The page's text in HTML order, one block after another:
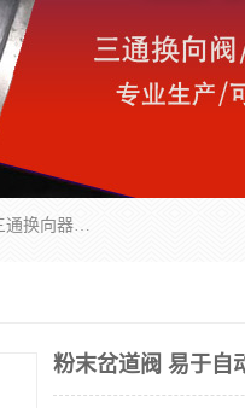
永嘉宣久机械科技有限公司主营：Y型换向阀、粉体换向阀、板式换向阀、三通换向阀、三通换向器、三通分路阀、管路换向阀等产品及服务。
粉末岔道阀 易于自